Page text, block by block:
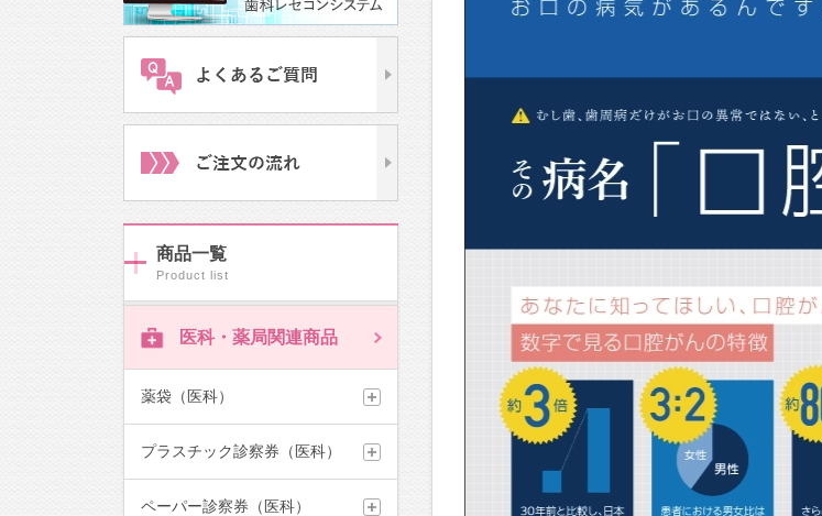
商品一覧
医科・薬局関連商品
薬袋（医科）
プラスチック診察券（医科）
ペーパー診察券（医科）